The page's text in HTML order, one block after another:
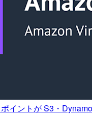
イントが S3・